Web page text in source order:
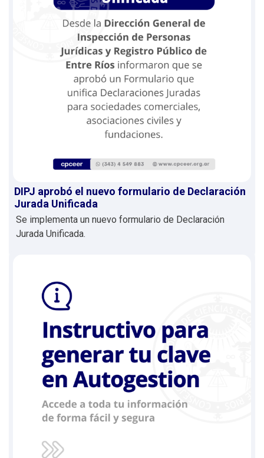
DIPJ aprobó el nuevo formulario de Declaración
Jurada Unificada
Se implementa un nuevo formulario de Declaración
Jurada Unificada.